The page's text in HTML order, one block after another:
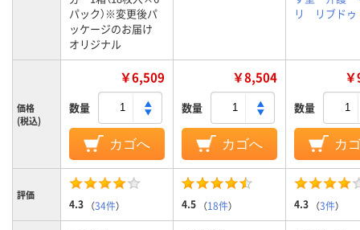
パック）※変更後パ
ッケージのお届け
オリジナル
リ リブドゥ
価格
(税込)
￥6,509
数量
カゴへ
￥8,504
数量
カゴへ
数量
カ
評価
4.3 （34件） 4.5 （18件） 4.3 （3件）